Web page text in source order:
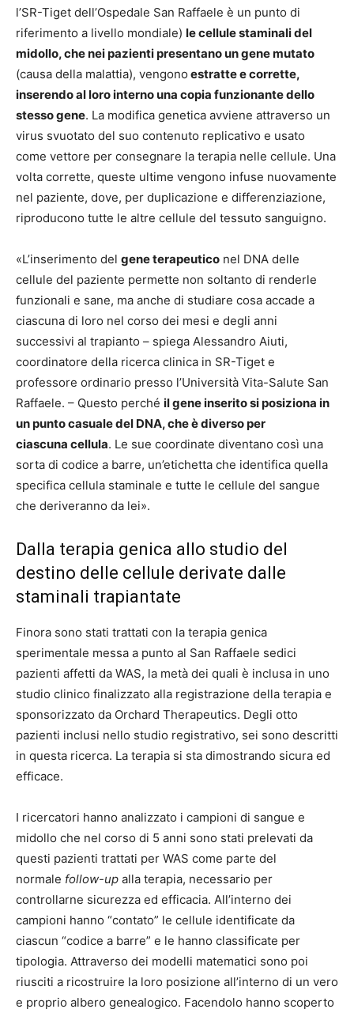
l’SR-Tiget dell’Ospedale San Raffaele è un punto di
riferimento a livello mondiale) le cellule staminali del
midollo, che nei pazienti presentano un gene mutato
(causa della malattia), vengono estratte e corrette,
inserendo al loro interno una copia funzionante dello
stesso gene. La modifica genetica avviene attraverso un
virus svuotato del suo contenuto replicativo e usato
come vettore per consegnare la terapia nelle cellule. Una
volta corrette, queste ultime vengono infuse nuovamente
nel paziente, dove, per duplicazione e differenziazione,
riproducono tutte le altre cellule del tessuto sanguigno.
«L’inserimento del gene terapeutico nel DNA delle
cellule del paziente permette non soltanto di renderle
funzionali e sane, ma anche di studiare cosa accade a
ciascuna di loro nel corso dei mesi e degli anni
successivi al trapianto – spiega Alessandro Aiuti,
coordinatore della ricerca clinica in SR-Tiget e
professore ordinario presso l’Università Vita-Salute San
Raffaele. – Questo perché il gene inserito si posiziona in
un punto casuale del DNA, che è diverso per
ciascuna cellula. Le sue coordinate diventano così una
sorta di codice a barre, un’etichetta che identifica quella
specifica cellula staminale e tutte le cellule del sangue
che deriveranno da lei».
Dalla terapia genica allo studio del
destino delle cellule derivate dalle
staminali trapiantate
Finora sono stati trattati con la terapia genica
sperimentale messa a punto al San Raffaele sedici
pazienti affetti da WAS, la metà dei quali è inclusa in uno
studio clinico finalizzato alla registrazione della terapia e
sponsorizzato da Orchard Therapeutics. Degli otto
pazienti inclusi nello studio registrativo, sei sono descritti
in questa ricerca. La terapia si sta dimostrando sicura ed
efficace.
I ricercatori hanno analizzato i campioni di sangue e
midollo che nel corso di 5 anni sono stati prelevati da
questi pazienti trattati per WAS come parte del
normale follow-up alla terapia, necessario per
controllarne sicurezza ed efficacia. All’interno dei
campioni hanno “contato” le cellule identificate da
ciascun “codice a barre” e le hanno classificate per
tipologia. Attraverso dei modelli matematici sono poi
riusciti a ricostruire la loro posizione all’interno di un vero
e proprio albero genealogico. Facendolo hanno scoperto